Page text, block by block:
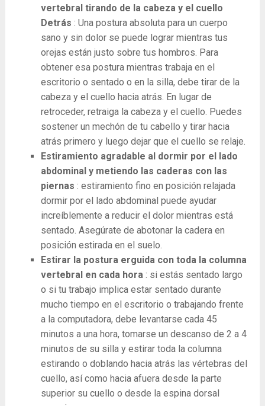
vertebral tirando de la cabeza y el cuello
Detrás : Una postura absoluta para un cuerpo
sano y sin dolor se puede lograr mientras tus
orejas están justo sobre tus hombros. Para
obtener esa postura mientras trabaja en el
escritorio o sentado o en la silla, debe tirar de la
cabeza y el cuello hacia atrás. En lugar de
retroceder, retraiga la cabeza y el cuello. Puedes
sostener un mechón de tu cabello y tirar hacia
atrás primero y luego dejar que el cuello se relaje.
Estiramiento agradable al dormir por el lado
abdominal y metiendo las caderas con las
piernas : estiramiento fino en posición relajada
dormir por el lado abdominal puede ayudar
increíblemente a reducir el dolor mientras está
sentado. Asegúrate de abotonar la cadera en
posición estirada en el suelo.
Estirar la postura erguida con toda la columna
vertebral en cada hora : si estás sentado largo
o si tu trabajo implica estar sentado durante
mucho tiempo en el escritorio o trabajando frente
a la computadora, debe levantarse cada 45
minutos a una hora, tomarse un descanso de 2 a 4
minutos de su silla y estirar toda la columna
estirando o doblando hacia atrás las vértebras del
cuello, así como hacia afuera desde la parte
superior su cuello o desde la espina dorsal